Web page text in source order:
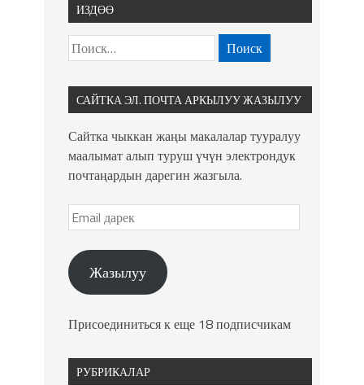
ИЗДӨӨ
САЙТКА ЭЛ. ПОЧТА АРКЫЛУУ ЖАЗЫЛУУ
Сайтка чыккан жаңы макалалар тууралуу
маалымат алып туруш үчүн электрондук
почтаңардын дарегин жазгыла.
Жазылуу
Присоединиться к еще 18 подписчикам
РУБРИКАЛАР